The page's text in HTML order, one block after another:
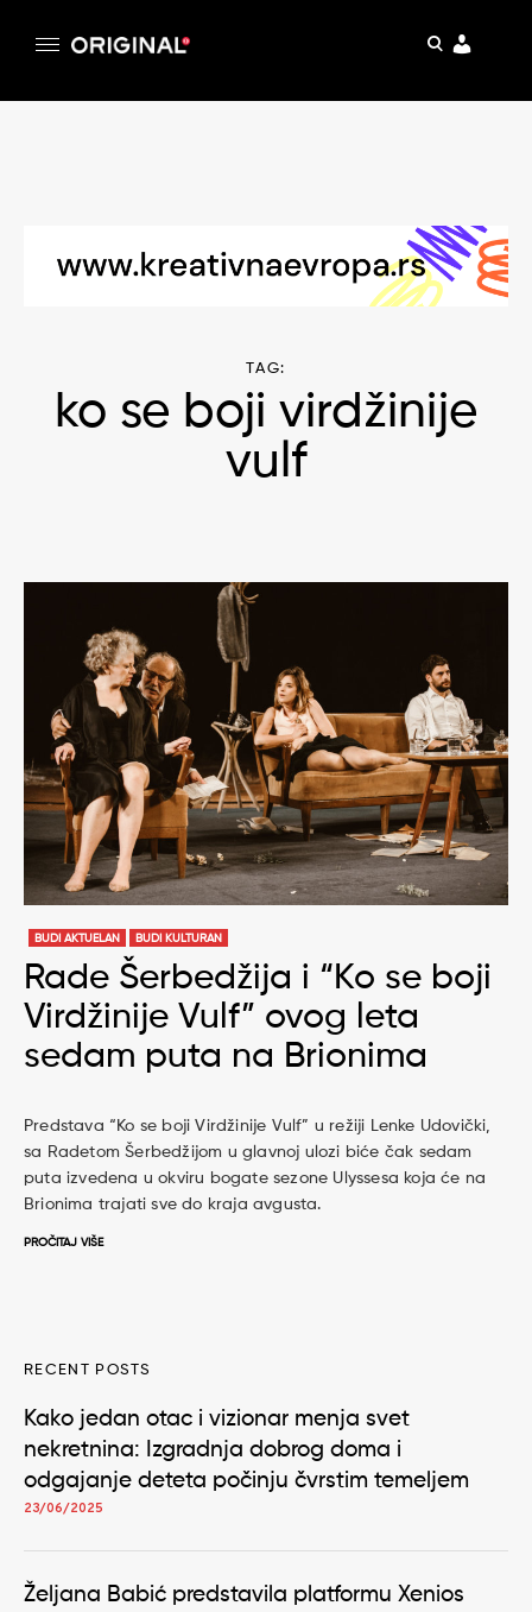
pretraga
TAG:
ko se boji virdžinije
vulf
BUDI AKTUELAN BUDI KULTURAN
Rade Šerbedžija i “Ko se boji
Virdžinije Vulf” ovog leta
sedam puta na Brionima
Predstava “Ko se boji Virdžinije Vulf” u režiji Lenke Udovički,
sa Radetom Šerbedžijom u glavnoj ulozi biće čak sedam
puta izvedena u okviru bogate sezone Ulyssesa koja će na
Brionima trajati sve do kraja avgusta.
PROČITAJ VIŠE
RECENT POSTS
Kako jedan otac i vizionar menja svet
nekretnina: Izgradnja dobrog doma i
odgajanje deteta počinju čvrstim temeljem
23/06/2025
Željana Babić predstavila platformu Xenios